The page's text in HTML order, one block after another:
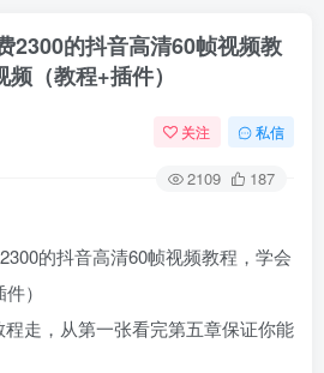
2300的抖音高清60帧视频教
（教程+插件）
关注 私信
2109 187
走，从第一张看完第五章保证你能